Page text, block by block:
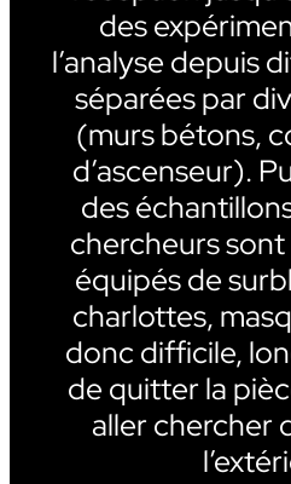
des
l’analyse depuis
séparées par
(murs bétons,
d’ascenseur).
des
chercheurs sont
équipés de
charlottes,
donc difficile,
de quitter la
aller chercher